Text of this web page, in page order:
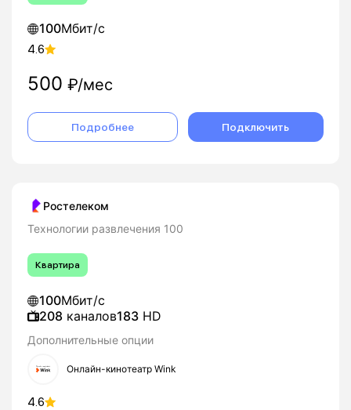
100Мбит/с
4.6
500 ₽/мес
Подробнее Подключить
Ростелеком
Технологии развлечения 100
Квартира
100Мбит/с
208 каналов183 HD
Дополнительные опции
Онлайн-кинотеатр Wink
4.6